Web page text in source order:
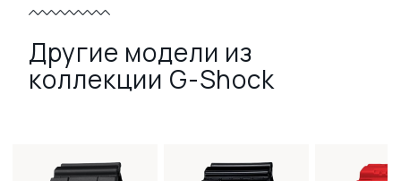
Другие модели из
коллекции G-Shock